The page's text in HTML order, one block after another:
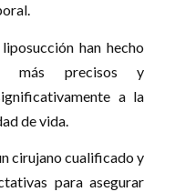
han hecho
más precisos y
a la
de vida.
cirujano cualificado y
para asegurar